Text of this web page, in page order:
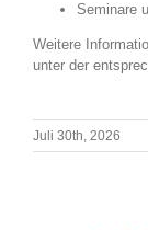
Seminare
Weitere
unter der
Juli 30th, 2026